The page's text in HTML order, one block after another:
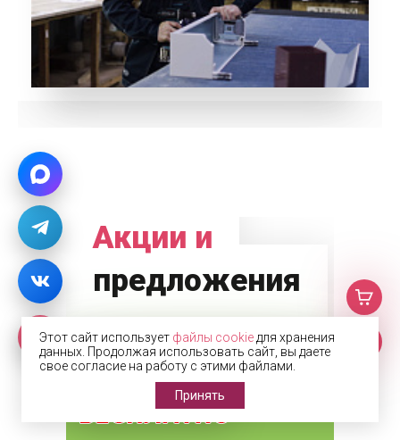
Акции и
предложения
Этот сайт использует файлы cookie для хранения
данных. Продолжая использовать сайт, вы даете
свое согласие на работу с этими файлами.
Принять